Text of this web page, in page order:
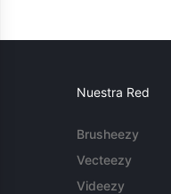
Nuestra Red
Brusheezy
Vecteezy
Videezy